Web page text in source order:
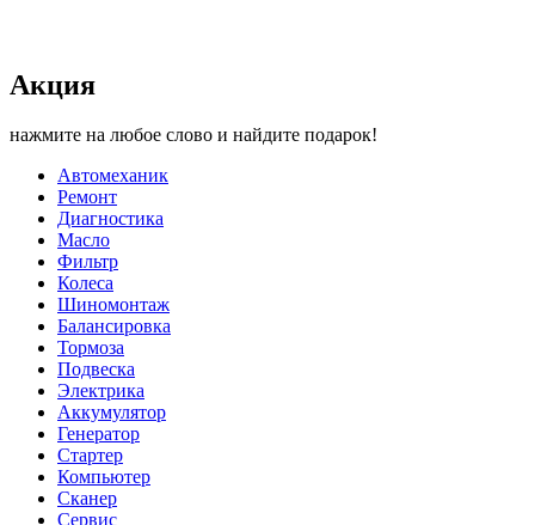
Акция
нажмите на любое слово и найдите подарок!
Автомеханик
Ремонт
Диагностика
Масло
Фильтр
Колеса
Шиномонтаж
Балансировка
Тормоза
Подвеска
Электрика
Аккумулятор
Генератор
Стартер
Компьютер
Сканер
Сервис